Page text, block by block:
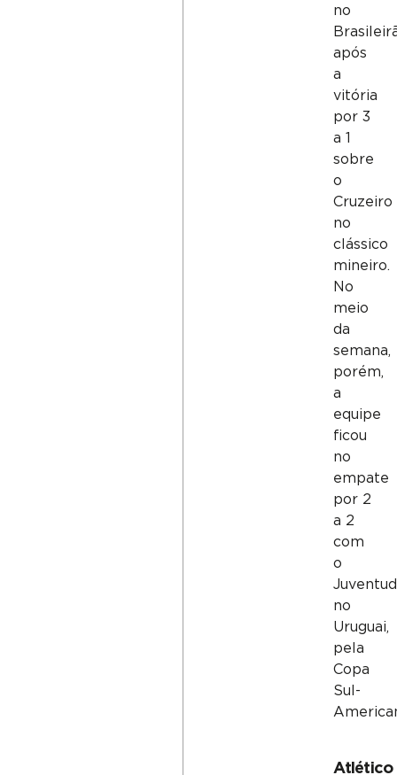
no
após
a
vitória
por 3
a 1
sobre
o
Cruzeiro
no
clássico
mineiro.
No
meio
da
semana,
porém,
a
equipe
ficou
no
empate
por 2
a 2
com
o
no
Uruguai,
pela
Copa
Sul-
Atlético